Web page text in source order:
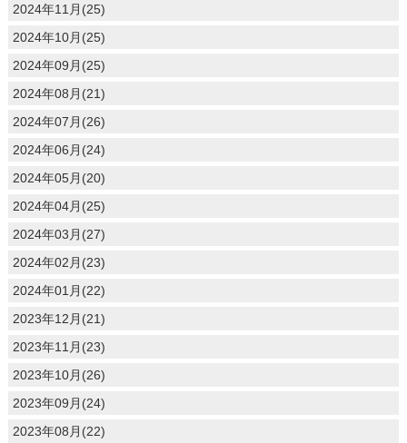
2024年11月(25)
2024年10月(25)
2024年09月(25)
2024年08月(21)
2024年07月(26)
2024年06月(24)
2024年05月(20)
2024年04月(25)
2024年03月(27)
2024年02月(23)
2024年01月(22)
2023年12月(21)
2023年11月(23)
2023年10月(26)
2023年09月(24)
2023年08月(22)